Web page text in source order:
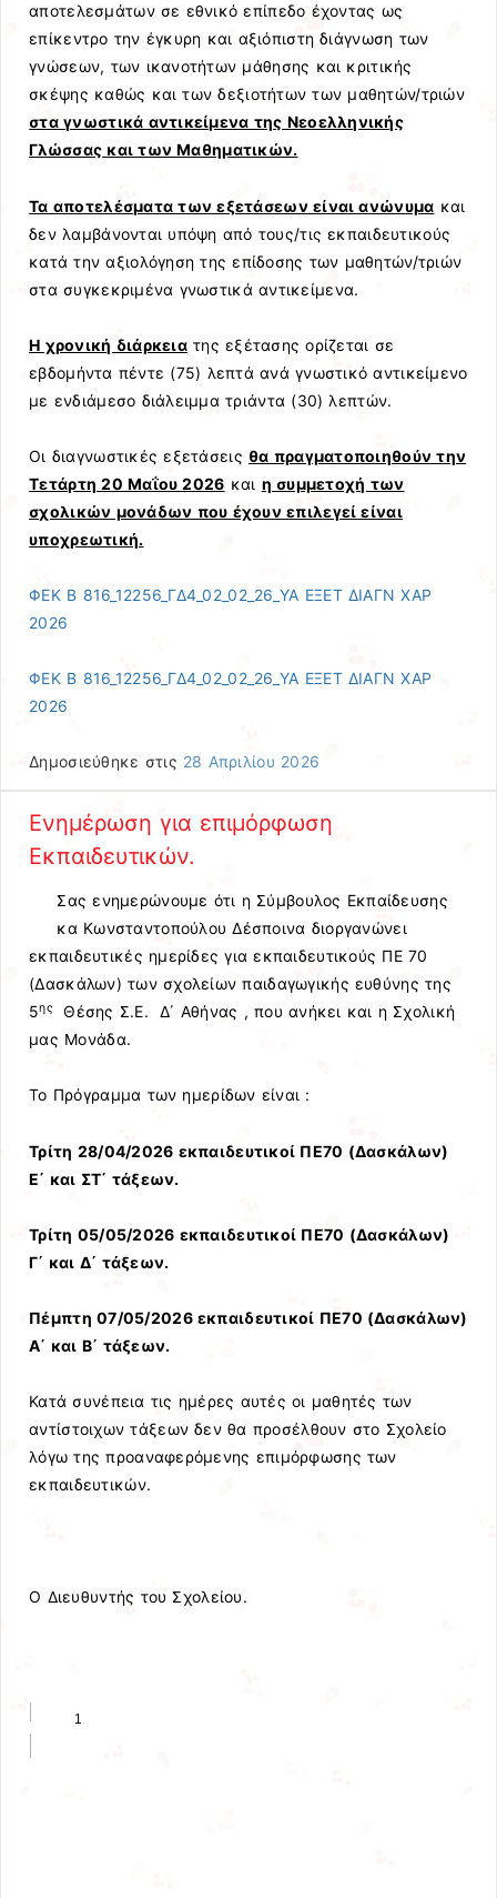
αποτελεσμάτων σε εθνικό επίπεδο έχοντας ως
επίκεντρο την έγκυρη και αξιόπιστη διάγνωση των
γνώσεων, των ικανοτήτων μάθησης και κριτικής
σκέψης καθώς και των δεξιοτήτων των μαθητών/τριών
στα γνωστικά αντικείμενα της Νεοελληνικής
Γλώσσας και των Μαθηματικών.
Τα αποτελέσματα των εξετάσεων είναι ανώνυμα και
δεν λαμβάνονται υπόψη από τους/τις εκπαιδευτικούς
κατά την αξιολόγηση της επίδοσης των μαθητών/τριών
στα συγκεκριμένα γνωστικά αντικείμενα.
Η χρονική διάρκειατης εξέτασης ορίζεται σε
εβδομήντα πέντε (75) λεπτά ανά γνωστικό αντικείμενο
με ενδιάμεσο διάλειμμα τριάντα (30) λεπτών.
Οι διαγνωστικές εξετάσεις θα πραγματοποιηθούν την
Τετάρτη 20 Μαΐου 2026 και η συμμετοχή των
σχολικών μονάδων που έχουν επιλεγεί είναι
υποχρεωτική.
ΦΕΚ Β 816_12256_ΓΔ4_02_02_26_ΥΑ ΕΞΕΤ ΔΙΑΓΝ ΧΑΡ
2026
ΦΕΚ Β 816_12256_ΓΔ4_02_02_26_ΥΑ ΕΞΕΤ ΔΙΑΓΝ ΧΑΡ
2026
Δημοσιεύθηκε στις 28 Απριλίου 2026
Ενημέρωση για επιμόρφωση
Εκπαιδευτικών.
Σας ενημερώνουμε ότι η Σύμβουλος Εκπαίδευσης
κα Κωνσταντοπούλου Δέσποινα διοργανώνει
εκπαιδευτικές ημερίδες για εκπαιδευτικούς ΠΕ 70
(Δασκάλων) των σχολείων παιδαγωγικής ευθύνης της
5ης
Θέσης Σ.Ε. Δ΄ Αθήνας , που ανήκει και η Σχολική
μας Μονάδα.
Το Πρόγραμμα των ημερίδων είναι :
Τρίτη 28/04/2026 εκπαιδευτικοί ΠΕ70 (Δασκάλων)
Ε΄ και ΣΤ΄ τάξεων.
Τρίτη 05/05/2026 εκπαιδευτικοί ΠΕ70 (Δασκάλων)
Γ΄ και Δ΄ τάξεων.
Πέμπτη 07/05/2026 εκπαιδευτικοί ΠΕ70 (Δασκάλων)
Α΄ και Β΄ τάξεων.
Κατά συνέπεια τις ημέρες αυτές οι μαθητές των
αντίστοιχων τάξεων δεν θα προσέλθουν στο Σχολείο
λόγω της προαναφερόμενης επιμόρφωσης των
εκπαιδευτικών.
Ο Διευθυντής του Σχολείου.